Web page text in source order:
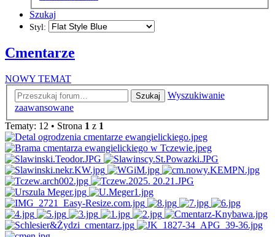
Szukaj
Styl:
Cmentarze
NOWY TEMAT
Szukaj
Wyszukiwanie
zaawansowane
Tematy: 12 • Strona 1 z 1